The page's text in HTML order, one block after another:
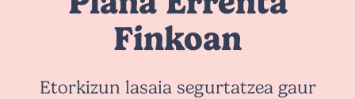
Finkoan
Etorkizun lasaia segurtatzea gaur